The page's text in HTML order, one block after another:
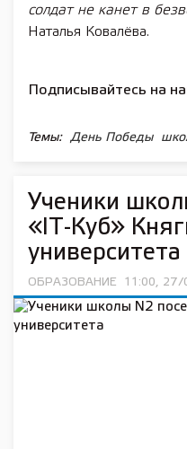
солдат не канет в
Наталья Ковалёва.
Подписывайтесь на
Темы: День Победы
Ученики
«IT-Куб»
университета
ОБРАЗОВАНИЕ 11:00, 27/